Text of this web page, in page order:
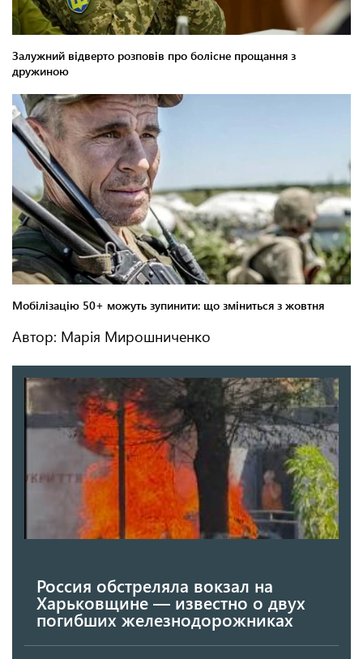
Автор: Марія Мирошниченко
Россия обстреляла вокзал на
Харьковщине — известно о двух
погибших железнодорожниках